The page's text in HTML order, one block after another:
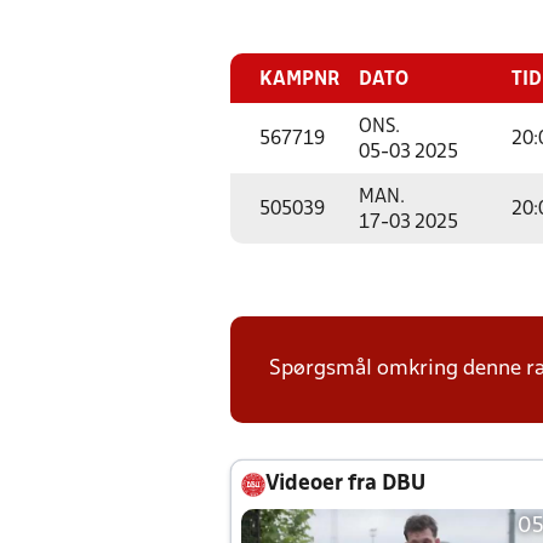
KAMPNR DATO TID
567719
ONS.
05-03 2025
505039
MAN.
17-03 2025
Spørgsmål omkring denne
Videoer fra DBU